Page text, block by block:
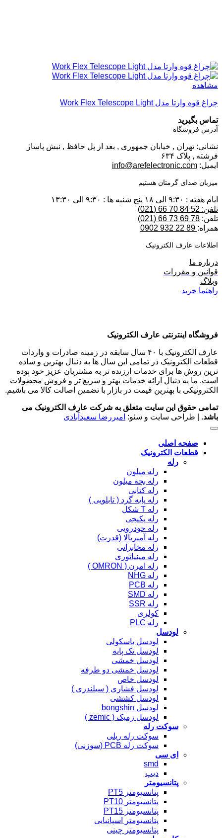
مشاهده
چراغ قوه وارتا مدل Work Flex Telescope Light
تماس بگیرید
آدرس فروشگاه
نشانی: تهران , خیابان جمهوری , بعد از پل حافظ , نبش پاساژ
فرشته , پلاک ۶۳۴
ایمیل: info@arefelectronic.com
میزبان صدای گرمتان هستیم
ایام هفته : ۹:۳۰ الی ۱۸ پنج شنبه ها : ۹:۳۰ الی ۱۳:۳۰
تلفن: 52 84 70 66 (021)
تلفن: 78 69 73 66 (021)
همراه:
اطلاعات عارف الکترونیک
درباره ما
قوانین و مقررات
وبلاگ
راهنما خرید
فروشگاه اینترنتی عارف الکترونیک
عارف الکترونیک با ۴۰ سال سابقه در زمینه صادرات و واردات
قطعات الکترونیک در تمامی این سال ها به دنبال بهترین و ساده
ترین روش ها برای خدمات ارزنده تر به مشتریان عزیز خود بوده
است. ما به دنبال ارائه خدمات بهتر و سریع تر و فروش محصولات
الکترونیکی با بهترین قیمت در بازار با تضمین اصالت کالا می باشیم.
تمامی حقوق این سایت متعلق به شرکت عارف الکترونیک می
باشد. | طراحی سایت و سئو: امیررضا سعیدآبادی
صفحه اصلی
قطعات الکترونیک
رله
رله میلون
رله بچه میلون
رله کتابی
رله پایه گرد ( تابلویی )
رله T شکل
رله پکیجی
رله خودرویی
رله آمپربالا (قدرت)
رله مخابراتی
رله مینیاتوری
رله امرن ( OMRON )
رله NHG
رله PCB
رله SMD
رله SSR
کولری
رله PLC
لودسل
لودسل باسکولی
لودسل تک پایه
لودسل خمشی
لودسل خمشی دو طرفه
لودسل خاص
لودسل فشاری ( سیلندری )
لودسل کششی
لودسل bongshin
لودسل زمیک ( zemic )
سوکت رله
سوکت رله ریلی
سوکت رله PCB (سوزنی)
ای سی
smd
دیپ
پتانسیومتر
پتانسیومتر PT5
پتانسیومتر PT10
پتانسیومتر PT15
پتانسیومتر اسپانیایی
پتانسیومتر چینی